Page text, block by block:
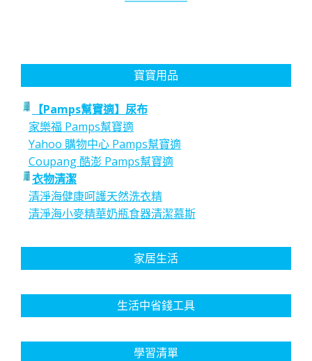
寶寶用品
【Pamps幫寶適】尿布
家樂福 Pamps幫寶適
Yahoo 購物中心 Pamps幫寶適
Coupang 酷澎 Pamps幫寶適
衣物清潔
清淨海健康呵護天然洗衣精
清淨海小麥精華奶瓶食器清潔慕斯
家居生活
生活中省錢工具
學習清單